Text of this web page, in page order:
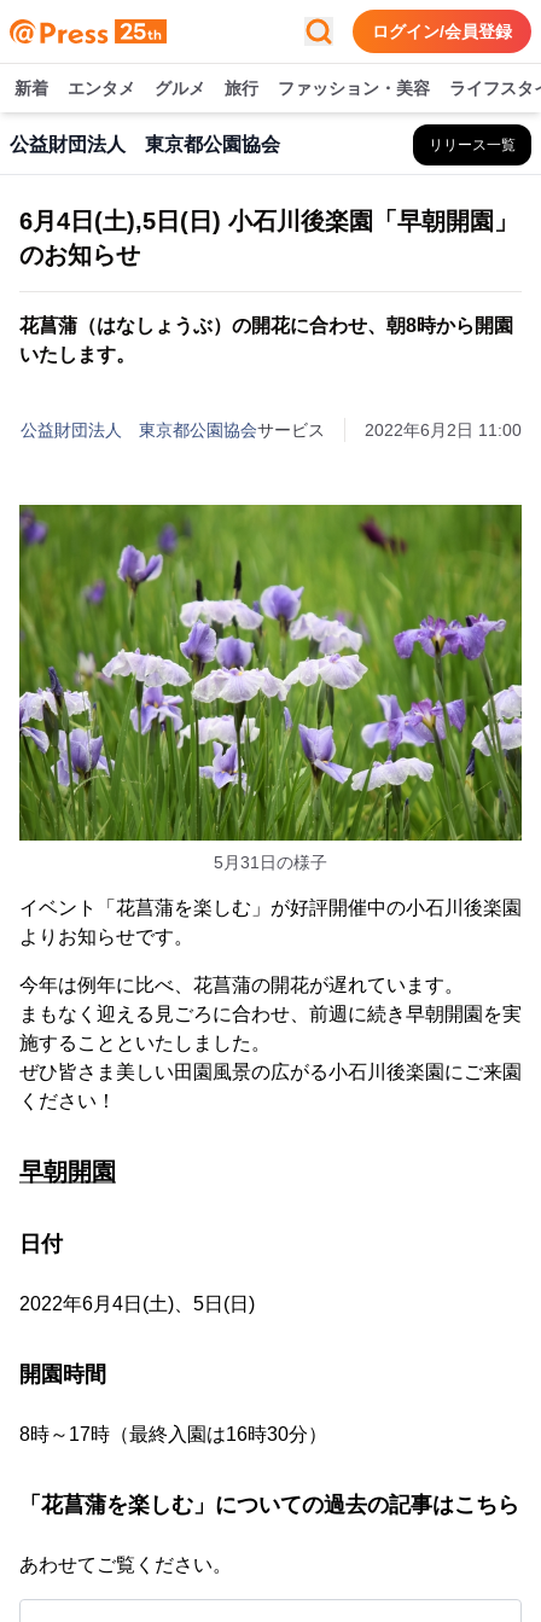
ログイン/会員登録
新着 エンタメ グルメ 旅行 ファッション・美容 ライフスタ
公益財団法人 東京都公園協会 リリース一覧
6月4日(土),5日(日) 小石川後楽園「早朝開園」
のお知らせ
花菖蒲（はなしょうぶ）の開花に合わせ、朝8時から開園
いたします。
公益財団法人 東京都公園協会サービス 2022年6月2日 11:00
5月31日の様子
イベント「花菖蒲を楽しむ」が好評開催中の小石川後楽園
よりお知らせです。
今年は例年に比べ、花菖蒲の開花が遅れています。
まもなく迎える見ごろに合わせ、前週に続き早朝開園を実
施することといたしました。
ぜひ皆さま美しい田園風景の広がる小石川後楽園にご来園
ください！
早朝開園
日付
2022年6月4日(土)、5日(日)
開園時間
8時～17時（最終入園は16時30分）
「花菖蒲を楽しむ」についての過去の記事はこちら
あわせてご覧ください。